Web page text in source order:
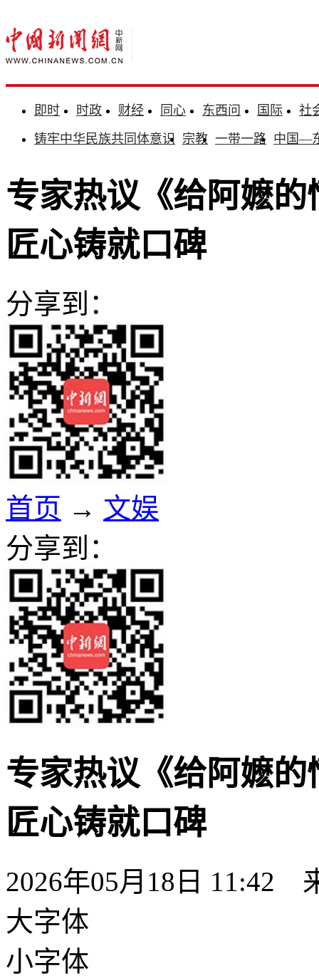
即时 时政 财经 同心 东西问 国际
社
铸牢中华民族共同体意识 宗教 一带一路 中国—
专家热议《给阿嬷
匠心铸就口碑
分享到：
首页 → 文娱
分享到：
专家热议《给阿嬷
匠心铸就口碑
2026年05月18日 11:42
大字体
小字体